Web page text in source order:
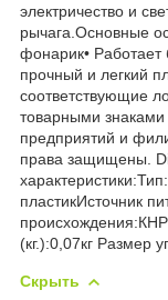
электричество и
рычага.Основные
фонарик• Работает
прочный и легкий
соответствующие
товарными
предприятий и
права защищены.
пластикИсточник
(кг.):0,07кг Размер
Скрыть